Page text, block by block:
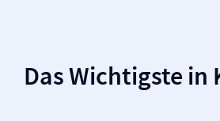
Das Wichtigste in